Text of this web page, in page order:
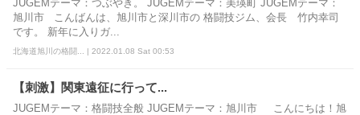
JUGEMテーマ：つぶやき。 JUGEMテーマ：美瑛町 JUGEMテーマ：
旭川市 こんばんは、旭川市と深川市の 格闘技ジム、会長 竹内幸司
です。 新年に入りガ...
北海道旭川の格闘... | 2022.01.08 Sat 00:53
【刺激】関東遠征に行って...
JUGEMテーマ：格闘技全般 JUGEMテーマ：旭川市 こんにちは！旭